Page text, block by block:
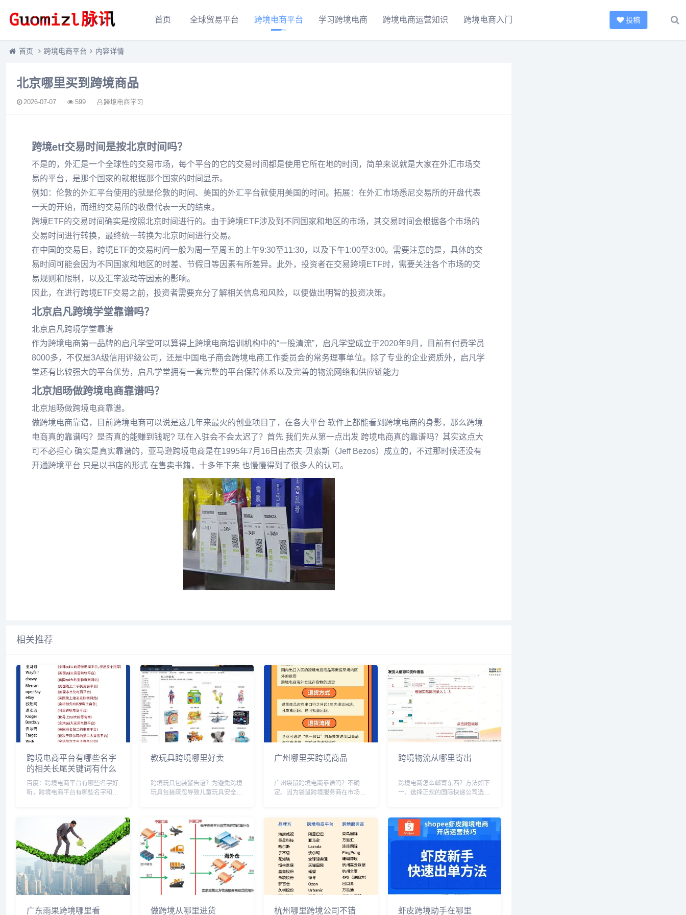
首页 全球贸易平台 跨境电商平台 学习跨境电商 跨境电商运营知识 跨境电商入门 投稿
首页 跨境电商平台 内容详情
北京哪里买到跨境商品
2026-07-07 599 跨境电商学习
跨境etf交易时间是按北京时间吗？
不是的，外汇是一个全球性的交易市场，每个平台的它的交易时间都是使用它所在地的时间，简单来说就是大家在外汇市场交
易的平台，是那个国家的就根据那个国家的时间显示。
例如：伦敦的外汇平台使用的就是伦敦的时间、美国的外汇平台就使用美国的时间。拓展：在外汇市场悉尼交易所的开盘代表
一天的开始，而纽约交易所的收盘代表一天的结束。
跨境ETF的交易时间确实是按照北京时间进行的。由于跨境ETF涉及到不同国家和地区的市场，其交易时间会根据各个市场的
交易时间进行转换，最终统一转换为北京时间进行交易。
在中国的交易日，跨境ETF的交易时间一般为周一至周五的上午9:30至11:30，以及下午1:00至3:00。需要注意的是，具体的交
易时间可能会因为不同国家和地区的时差、节假日等因素有所差异。此外，投资者在交易跨境ETF时，需要关注各个市场的交
易规则和限制，以及汇率波动等因素的影响。
因此，在进行跨境ETF交易之前，投资者需要充分了解相关信息和风险，以便做出明智的投资决策。
北京启凡跨境学堂靠谱吗？
北京启凡跨境学堂靠谱
作为跨境电商第一品牌的启凡学堂可以算得上跨境电商培训机构中的“一股清流”，启凡学堂成立于2020年9月，目前有付费学员
8000多，不仅是3A级信用评级公司，还是中国电子商会跨境电商工作委员会的常务理事单位。除了专业的企业资质外，启凡学
堂还有比较强大的平台优势，启凡学堂拥有一套完整的平台保障体系以及完善的物流网络和供应链能力
北京旭旸做跨境电商靠谱吗？
北京旭旸做跨境电商靠谱。
做跨境电商靠谱，目前跨境电商可以说是这几年来最火的创业项目了，在各大平台 软件上都能看到跨境电商的身影，那么跨境
电商真的靠谱吗？是否真的能赚到钱呢? 现在入驻会不会太迟了？首先 我们先从第一点出发 跨境电商真的靠谱吗？其实这点大
可不必担心 确实是真实靠谱的，亚马逊跨境电商是在1995年7月16日由杰夫·贝索斯（Jeff Bezos）成立的，不过那时候还没有
开通跨境平台 只是以书店的形式 在售卖书籍，十多年下来 也慢慢得到了很多人的认可。
相关推荐
跨境电商平台有哪些名字
的相关长尾关键词有什么
百度：跨境电商平台有哪些名字好
听，跨境电商平台有哪些名字和地
什么名字，跨境电商有那些平台，
跨境电商平台有啥，个跨境电商平
台，跨境电商平台有什...
教玩具跨境哪里好卖
跨境玩具包装警告语？为避免跨境
玩具包装疏忽导致儿童玩具安全事
材质、适用年龄、使用方法、注意
事项等，确保儿童安全。同时，应
严格按照国际卫生、安...
广州哪里买跨境商品
广州袋鼠跨境电商靠谱吗？不确
定。因为袋鼠跨境服务商在市场上
务商的靠谱程度还有待观...
跨境物流从哪里寄出
跨境电商怎么邮寄东西？方法如下
一、选择正规的国际快递公司选择
递公司有DHL、UPS、FedEx、
TNT等，这些公司在全球范围内都
有完善的快递...
广东雨果跨境哪里看 做跨境从哪里进货 杭州哪里跨境公司不错 虾皮跨境助手在哪里